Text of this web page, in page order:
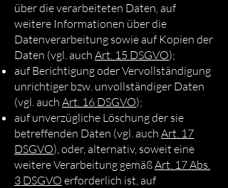
über die verarbeiteten Daten, auf
weitere Informationen über die
Datenverarbeitung sowie auf Kopien der
Daten (vgl. auch Art. 15 DSGVO);
auf Berichtigung oder Vervollständigung
unrichtiger bzw. unvollständiger Daten
(vgl. auch Art. 16 DSGVO);
auf unverzügliche Löschung der sie
betreffenden Daten (vgl. auch Art. 17
DSGVO), oder, alternativ, soweit eine
weitere Verarbeitung gemäßArt. 17 Abs.
3 DSGVO erforderlich ist, auf